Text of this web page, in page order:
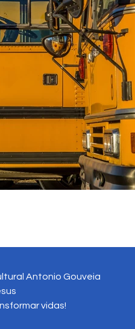
Antonio Gouveia
vidas!